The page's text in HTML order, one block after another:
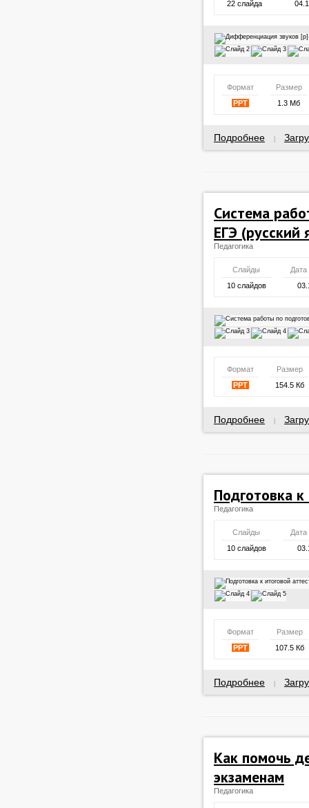
22 слайда
Формат
Размер
PPT
1.3 Мб
Подробнее
Система
ЕГЭ (русский
Педагогика
Слайды
Дата
10 слайдов
Формат
Размер
PPT
154.5 Кб
Подробнее
Подготовка
Педагогика
Слайды
Дата
10 слайдов
Формат
Размер
PPT
107.5 Кб
Подробнее
Как помочь
экзаменам
Педагогика